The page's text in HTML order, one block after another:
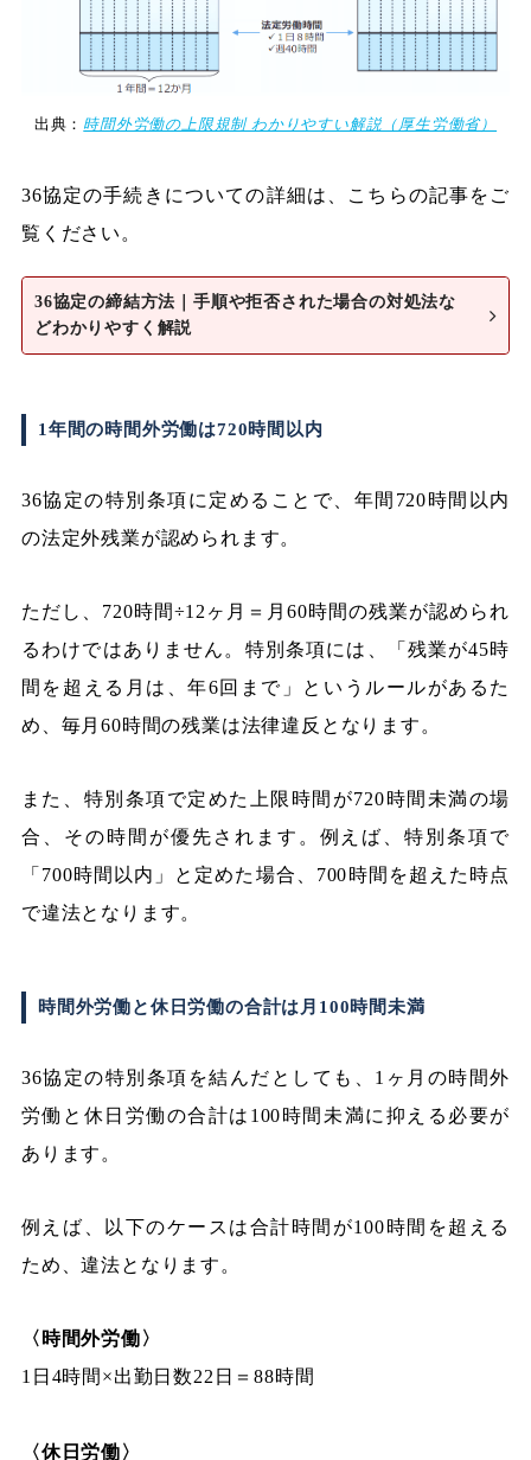
出典： 時間外労働の上限規制 わかりやすい解説（厚生労働省）
36協定の手続きについての詳細は、こちらの記事をご
覧ください。
36協定の締結方法｜手順や拒否された場合の対処法な
どわかりやすく解説
1年間の時間外労働は720時間以内
36協定の特別条項に定めることで、年間720時間以内
の法定外残業が認められます。
ただし、720時間÷12ヶ月＝月60時間の残業が認められ
るわけではありません。特別条項には、「残業が45時
間を超える月は、年6回まで」というルールがあるた
め、毎月60時間の残業は法律違反となります。
また、特別条項で定めた上限時間が720時間未満の場
合、その時間が優先されます。例えば、特別条項で
「700時間以内」と定めた場合、700時間を超えた時点
で違法となります。
時間外労働と休日労働の合計は月100時間未満
36協定の特別条項を結んだとしても、1ヶ月の時間外
労働と休日労働の合計は100時間未満に抑える必要が
あります。
例えば、以下のケースは合計時間が100時間を超える
ため、違法となります。
〈時間外労働〉
1日4時間×出勤日数22日＝88時間
〈休日労働〉